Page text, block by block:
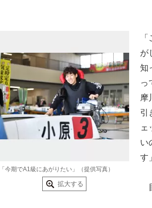
「今期でA1級にあがりたい」（提供写真）
拡大する
が
知
っ
摩
引
ェ
い
す」